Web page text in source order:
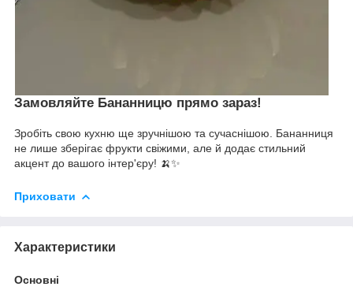
Замовляйте Бананницю прямо зараз!
Зробіть свою кухню ще зручнішою та сучаснішою. Бананниця
не лише зберігає фрукти свіжими, але й додає стильний
акцент до вашого інтер'єру! 🍌✨
Приховати
Характеристики
Основні